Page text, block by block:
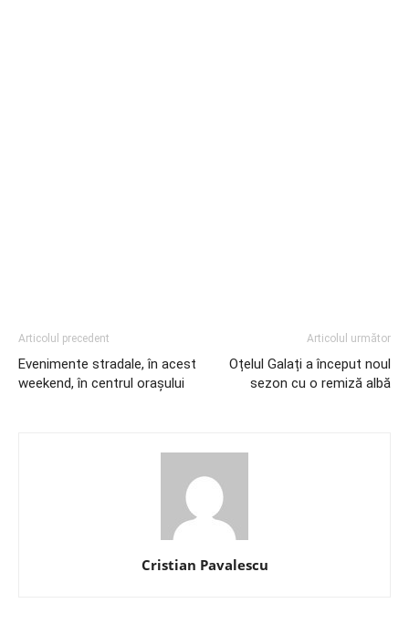
Articolul precedent
Evenimente stradale, în acest
weekend, în centrul orașului
Articolul următor
Oțelul Galați a început noul
sezon cu o remiză albă
Cristian Pavalescu